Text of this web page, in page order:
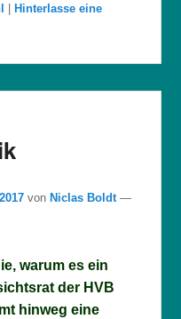
|Hinterlasse eine
von Niclas Boldt —
warum es ein
der HVB
hinweg eine